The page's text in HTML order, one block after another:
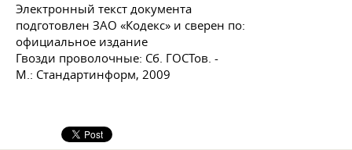
Электронный текст документа
подготовлен ЗАО «Кодекс» и сверен по:
официальное издание
Гвозди проволочные: Сб. ГОСТов. -
М.: Стандартинформ, 2009